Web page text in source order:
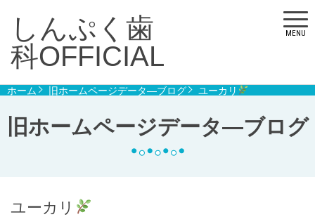
しんぷく歯
科OFFICIAL
MENU
旧ホームページデータ―ブログ
ホーム 旧ホームページデータ―ブログ ユーカリ
ユーカリ